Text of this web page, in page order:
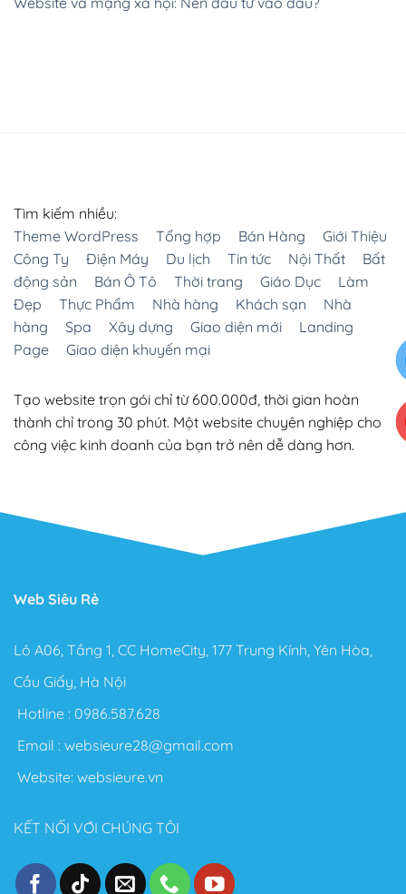
Tìm kiếm nhiều:
Theme WordPress
Tổng hợp Bán Hàng
Giới Thiệu
Công Ty
Điện Máy Du lịch Tin tức Nội Thất
Bất
động sản
Bán Ô Tô Thời trang Giáo Dục
Làm
Đẹp
Thực Phẩm Nhà hàng Khách sạn
Nhà
hàng
Spa Xây dựng Giao diện mới
Landing
Page
Giao diện khuyến mại
Tạo website trọn gói chỉ từ 600.000đ, thời gian hoàn
thành chỉ trong 30 phút. Một website chuyên nghiệp cho
công việc kinh doanh của bạn trở nên dễ dàng hơn.
Web Siêu Rẻ
Lô A06, Tầng 1, CC HomeCity, 177 Trung Kính, Yên Hòa,
Cầu Giấy, Hà Nội
Hotline : 0986.587.628
Email : websieure28@gmail.com
Website: websieure.vn
KẾT NỐI VỚI CHÚNG TÔI